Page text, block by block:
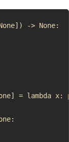
-> None:
= lambda